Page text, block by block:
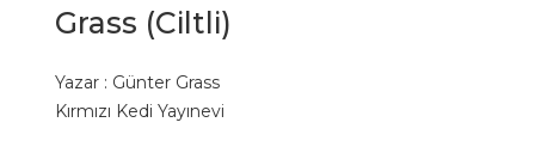
Grass (Ciltli)
Yazar : Günter Grass
Kırmızı Kedi Yayınevi